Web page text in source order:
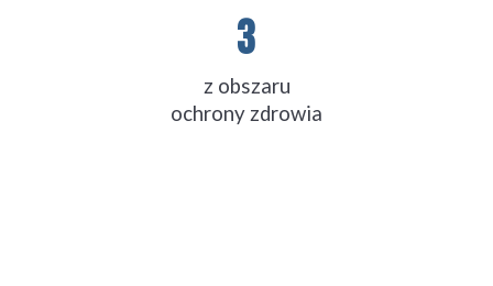
3
z obszaru
ochrony zdrowia